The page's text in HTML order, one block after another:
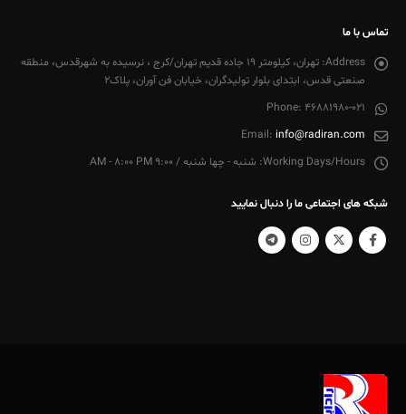
تماس با ما
Address:
تهران، کیلومتر 19 جاده قدیم تهران/کرج ، نرسیده به شهرقدس، منطقه
صنعتی قدس، ابتدای بلوار تولیدگران، خیابان فن آوران، پلاک2
Phone: 46881980-021
Email: info@radiran.com
Working Days/Hours: شنبه - چها شنبه / 9:00 AM - 8:00 PM
شبکه های اجتماعی ما را دنبال نمایید